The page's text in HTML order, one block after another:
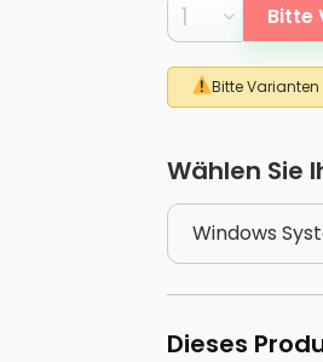
Bitte
Bitte
Wählen Sie
Windows
Dieses